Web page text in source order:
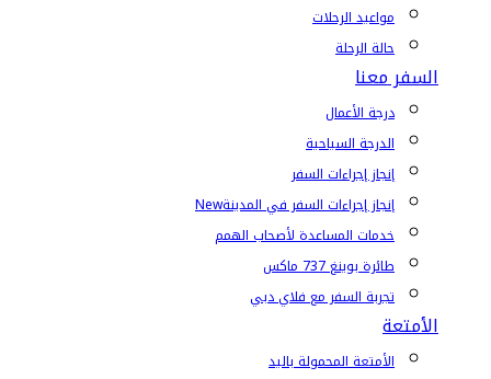
مواعيد الرحلات
حالة الرحلة
السفر معنا
درجة الأعمال
الدرجة السياحية
إنجاز إجراءات السفر
إنجاز إجراءات السفر في المدينةNew
خدمات المساعدة لأصحاب الهمم
طائرة بوينغ 737 ماكس
تجربة السفر مع فلاي دبي
الأمتعة
الأمتعة المحمولة باليد